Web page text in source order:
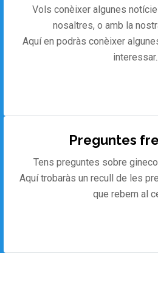
Vols conèixer algunes
nosaltres, o amb la
Aquí en podràs conèixer
interessar..
Preguntes
Tens preguntes sobre
Aquí trobaràs un recull de les
que rebem al